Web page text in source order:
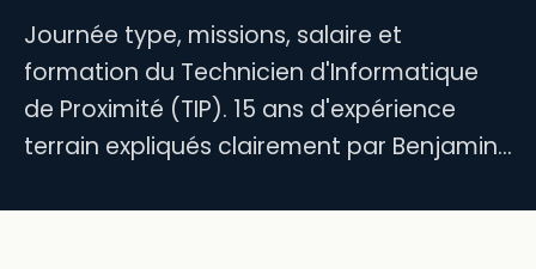
Journée type, missions, salaire et
formation du Technicien d'Informatique
de Proximité (TIP). 15 ans d'expérience
terrain expliqués clairement par Benjamin…